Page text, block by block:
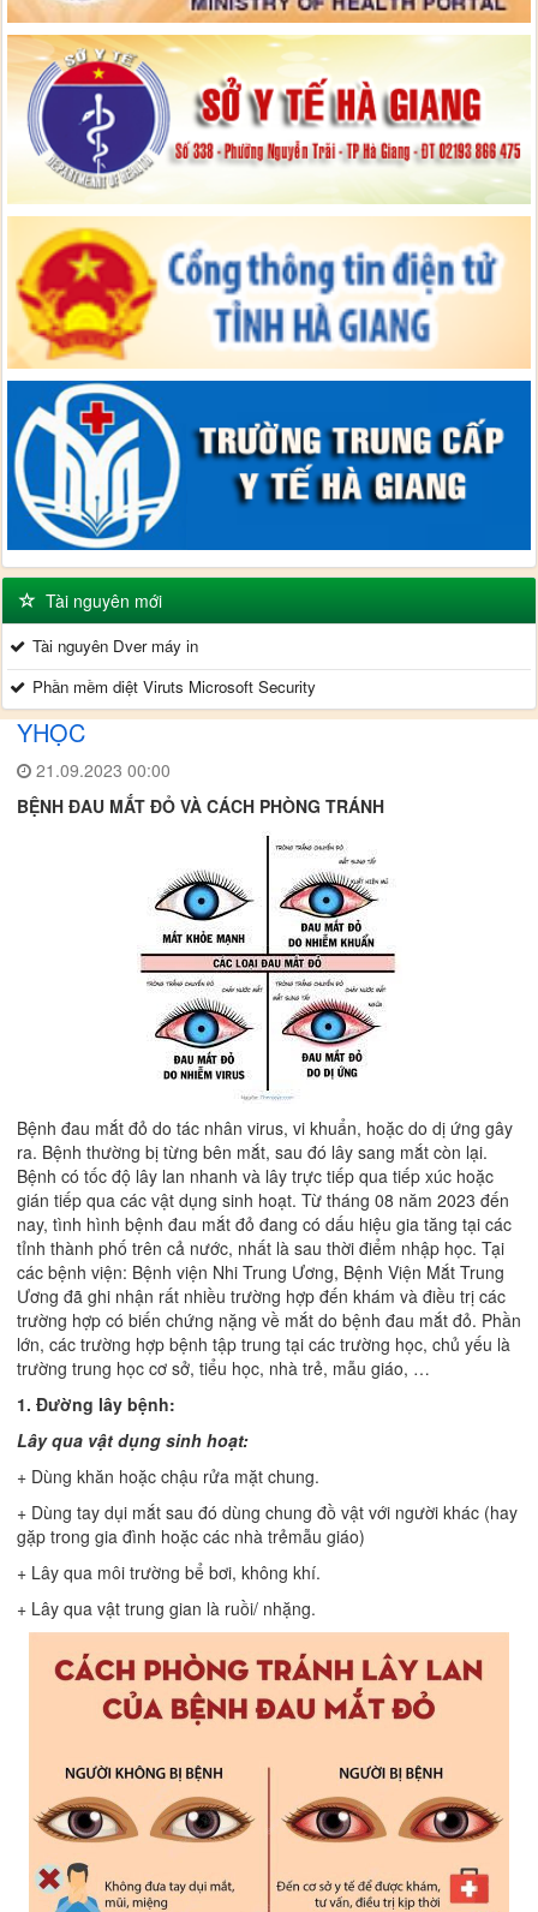
Tài nguyên mới
Tài nguyên Dver máy in
Phần mềm diệt Viruts Microsoft Security
YHỌC
21.09.2023 00:00
BỆNH ĐAU MẮT ĐỎ VÀ CÁCH PHÒNG TRÁNH
Bệnh đau mắt đỏ do tác nhân virus, vi khuẩn, hoặc do dị ứng gây
ra. Bệnh thường bị từng bên mắt, sau đó lây sang mắt còn lại.
Bệnh có tốc độ lây lan nhanh và lây trực tiếp qua tiếp xúc hoặc
gián tiếp qua các vật dụng sinh hoạt. Từ tháng 08 năm 2023 đến
nay, tình hình bệnh đau mắt đỏ đang có dấu hiệu gia tăng tại các
tỉnh thành phố trên cả nước, nhất là sau thời điểm nhập học. Tại
các bệnh viện: Bệnh viện Nhi Trung Ương, Bệnh Viện Mắt Trung
Ương đã ghi nhận rất nhiều trường hợp đến khám và điều trị các
trường hợp có biến chứng nặng về mắt do bệnh đau mắt đỏ. Phần
lớn, các trường hợp bệnh tập trung tại các trường học, chủ yếu là
trường trung học cơ sở, tiểu học, nhà trẻ, mẫu giáo, …
1. Đường lây bệnh:
Lây qua vật dụng sinh hoạt:
+ Dùng khăn hoặc chậu rửa mặt chung.
+ Dùng tay dụi mắt sau đó dùng chung đồ vật với người khác (hay
gặp trong gia đình hoặc các nhà trẻmẫu giáo)
+ Lây qua môi trường bể bơi, không khí.
+ Lây qua vật trung gian là ruồi/ nhặng.